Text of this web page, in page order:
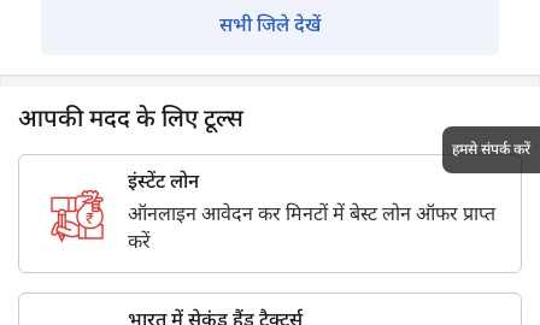
सभी जिले देखें
आपकी मदद के लिए टूल्स
इंस्टेंट लोन
ऑनलाइन आवेदन कर मिनटों में बेस्ट लोन ऑफर प्राप्त
करें
हमसे संपर्क करें